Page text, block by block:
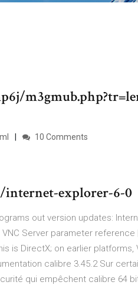
10 Comments
explorer-6-0
out version updates:
Server parameter reference
is DirectX; on earlier platforms,
calibre 3.45.2Sur
qui empêchent calibre 64